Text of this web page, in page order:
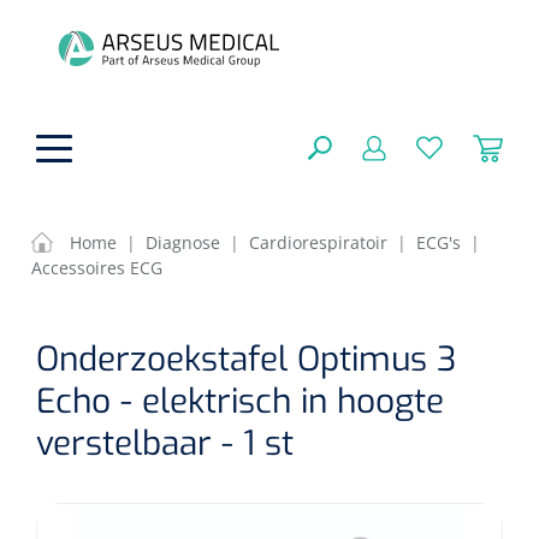
Algemene comfortzorg
Aromatherapie
Beauty care
Behandeling
Maagsondes
Beademing
FILTEREN
ZOEKRESULTATEN
Home | Diagnose | Cardiorespiratoir | ECG's
|
Accessoires ECG
Onderzoekstafel Optimus 3
Echo - elektrisch in hoogte
verstelbaar - 1 st